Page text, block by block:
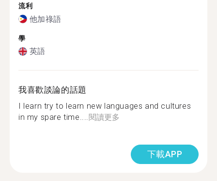
流利
他加祿語
學
英語
我喜歡談論的話題
I learn try to learn new languages and cultures
in my spare time....閱讀更多
下載APP